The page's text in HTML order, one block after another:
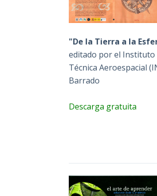
"De la Tierra a la
editado por el Instituto
Técnica Aeroespacial
Barrado
Descarga gratuita